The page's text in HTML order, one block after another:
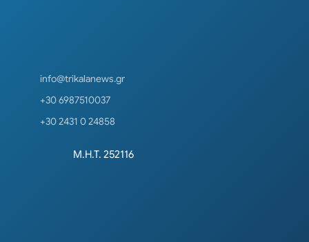
info@trikalanews.gr
+30 6987510037
+30 2431 0 24858
Μ.Η.Τ. 252116